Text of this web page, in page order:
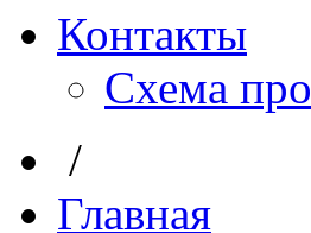
Контакты
Схема
/
Главная